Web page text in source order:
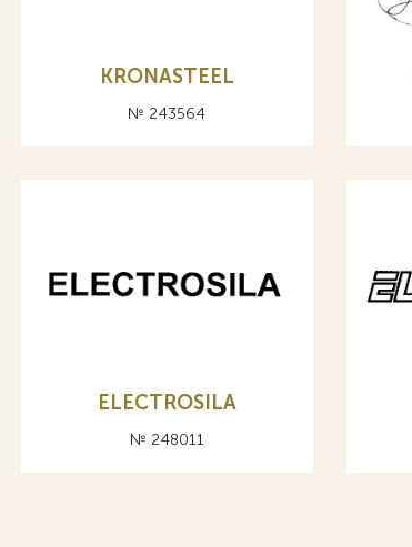
KRONASTEEL
№ 243564
ELECTROSILA
№ 248011